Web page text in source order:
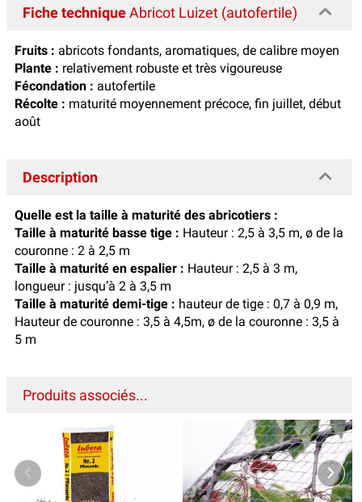
Fiche techniqueAbricot Luizet (autofertile)
Fruits : abricots fondants, aromatiques, de calibre moyen
Plante : relativement robuste et très vigoureuse
Fécondation : autofertile
Récolte : maturité moyennement précoce, fin juillet, début
août
Description
Quelle est la taille à maturité des abricotiers :
Taille à maturité basse tige : Hauteur : 2,5 à 3,5 m, ø de la
couronne : 2 à 2,5 m
Taille à maturité en espalier : Hauteur : 2,5 à 3 m,
longueur : jusqu’à 2 à 3,5 m
Taille à maturité demi-tige : hauteur de tige : 0,7 à 0,9 m,
Hauteur de couronne : 3,5 à 4,5m, ø de la couronne : 3,5 à
5 m
Produits associés...